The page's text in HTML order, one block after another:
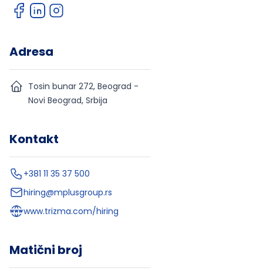
Adresa
Tosin bunar 272, Beograd -
Novi Beograd, Srbija
Kontakt
+381 11 35 37 500
hiring@mplusgroup.rs
www.trizma.com/hiring
Matični broj